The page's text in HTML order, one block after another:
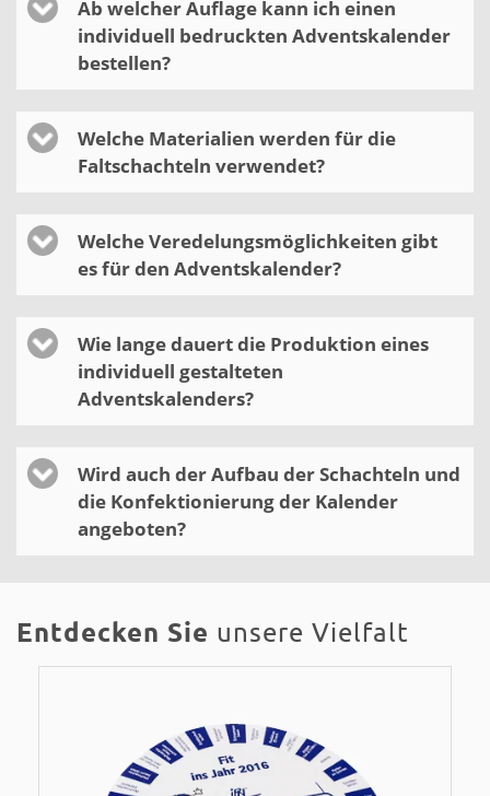
Ab welcher Auflage kann ich einen
individuell bedruckten Adventskalender
bestellen?
Welche Materialien werden für die
Faltschachteln verwendet?
Welche Veredelungsmöglichkeiten gibt
es für den Adventskalender?
Wie lange dauert die Produktion eines
individuell gestalteten
Adventskalenders?
Wird auch der Aufbau der Schachteln und
die Konfektionierung der Kalender
angeboten?
Entdecken Sie unsere Vielfalt